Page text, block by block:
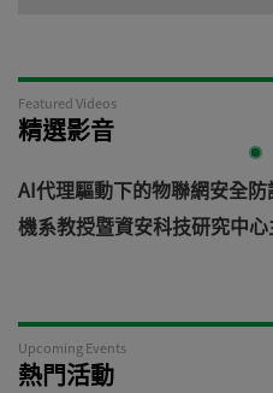
Featured Videos
精選影音
AI代理驅動下的物聯網安全
機系教授暨資安科技研究中
Upcoming Events
熱門活動